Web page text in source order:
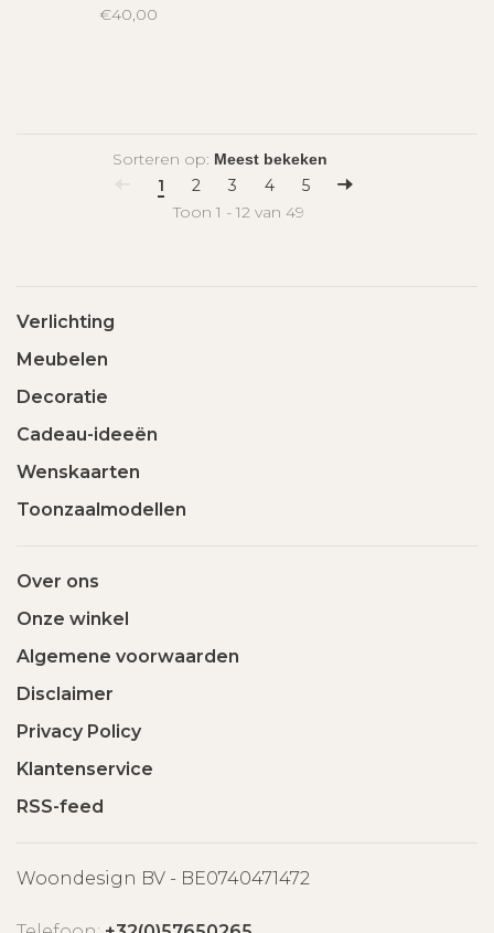
€40,00
Sorteren op:
1
2 3 4
5
Toon 1 - 12 van 49
Verlichting
Meubelen
Decoratie
Cadeau-ideeën
Wenskaarten
Toonzaalmodellen
Over ons
Onze winkel
Algemene voorwaarden
Disclaimer
Privacy Policy
Klantenservice
RSS-feed
Woondesign BV - BE0740471472